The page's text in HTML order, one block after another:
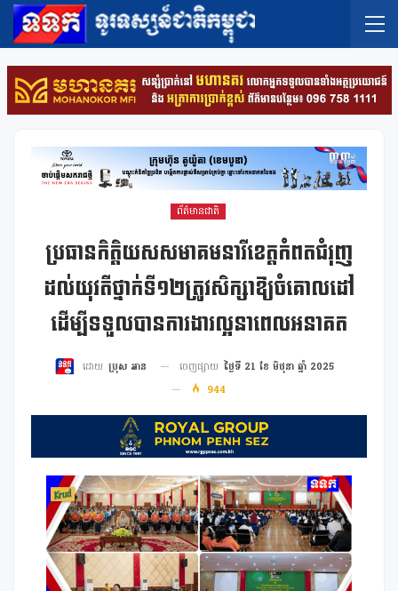
ព័ត៌មានជាតិ
ប្រធានកិត្តិយសសមាគមនារីខេត្តកំពតជំរុញ
ដល់យុវតីថ្នាក់ទី១២ត្រូវសិក្សាឱ្យចំគោលដៅ
ដើម្បីទទួលបានការងារល្អនាពេលអនាគត
ដោយ ប្រុស អាន ចេញផ្សាយ ថ្ងៃទី 21 ខែ មិថុនា ឆ្នាំ 2025
944